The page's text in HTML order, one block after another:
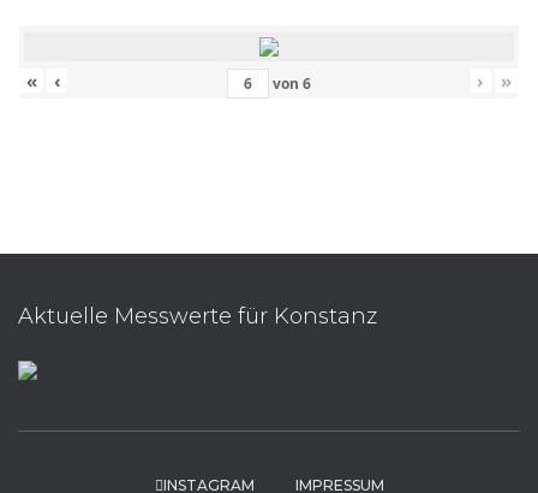
« ‹ von 6 › »
Aktuelle Messwerte für Konstanz
INSTAGRAM IMPRESSUM